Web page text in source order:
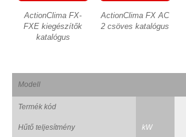
ActionClima FX-
FXE kiegészítők
katalógus
ActionClima FX AC
2 csöves katalógus
Modell
Termék kód
Hűtő teljesítmény kW